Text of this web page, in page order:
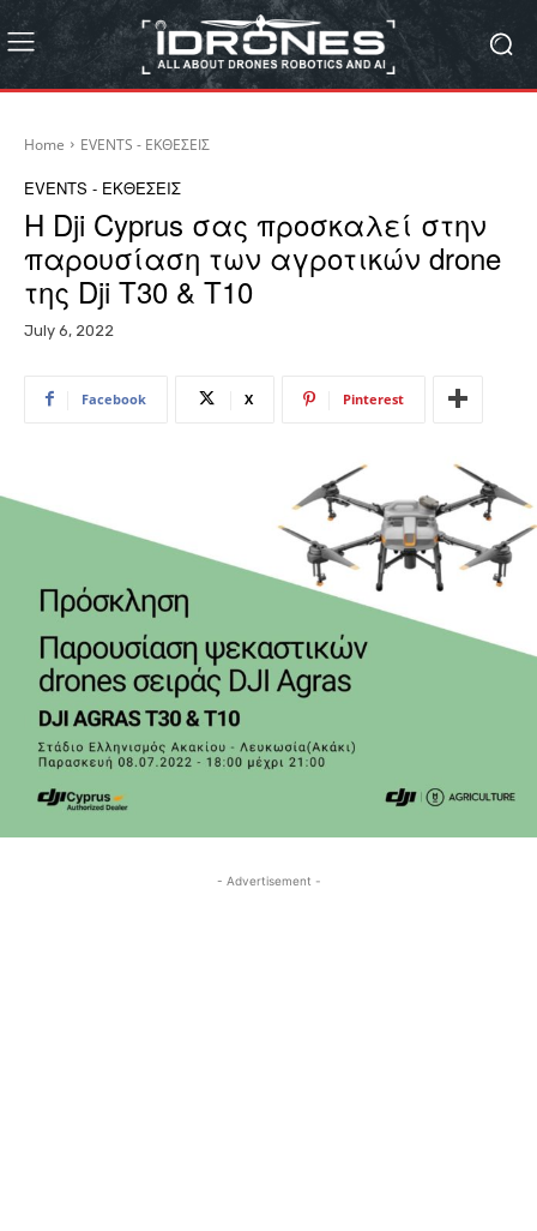
Home EVENTS - ΕΚΘΕΣΕΙΣ
EVENTS - ΕΚΘΕΣΕΙΣ
Η Dji Cyprus σας προσκαλεί στην
παρουσίαση των αγροτικών drone
της Dji T30 & Τ10
July 6, 2022
Facebook X Pinterest
- Advertisement -